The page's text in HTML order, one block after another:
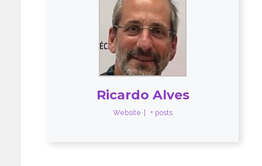
Ricardo Alves
Website + posts